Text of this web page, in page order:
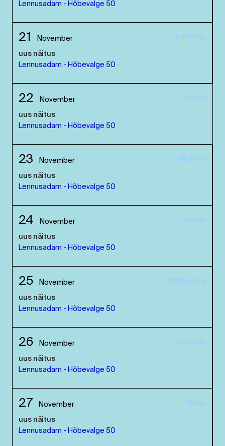
Lennusadam - Hõbevalge 50
21 November Saturday
uus näitus
Lennusadam - Hõbevalge 50
22 November Sunday
uus näitus
Lennusadam - Hõbevalge 50
23 November Monday
uus näitus
Lennusadam - Hõbevalge 50
24 November Tuesday
uus näitus
Lennusadam - Hõbevalge 50
25 November Wednesday
uus näitus
Lennusadam - Hõbevalge 50
26 November Thursday
uus näitus
Lennusadam - Hõbevalge 50
27 November Friday
uus näitus
Lennusadam - Hõbevalge 50